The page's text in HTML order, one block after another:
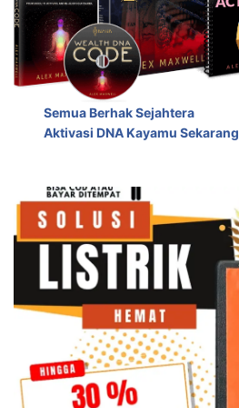
Semua Berhak Sejahtera
Aktivasi DNA Kayamu Sekarang